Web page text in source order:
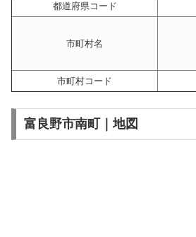
都道府県コード
市町村名
市町村コード
富良野市南町｜地図